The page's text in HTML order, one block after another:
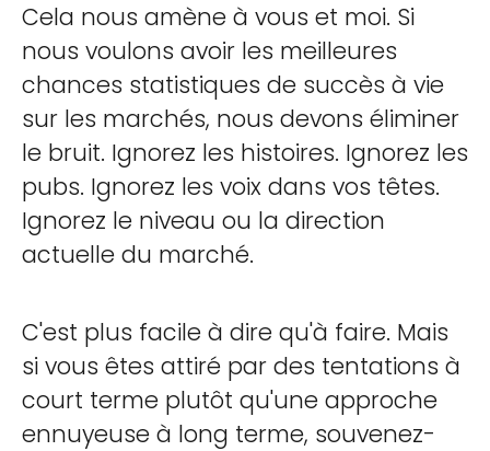
Cela nous amène à vous et moi. Si
nous voulons avoir les meilleures
chances statistiques de succès à vie
sur les marchés, nous devons éliminer
le bruit. Ignorez les histoires. Ignorez les
pubs. Ignorez les voix dans vos têtes.
Ignorez le niveau ou la direction
actuelle du marché.
C'est plus facile à dire qu'à faire. Mais
si vous êtes attiré par des tentations à
court terme plutôt qu'une approche
ennuyeuse à long terme, souvenez-